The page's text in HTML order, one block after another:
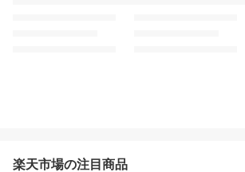
楽天市場の注目商品